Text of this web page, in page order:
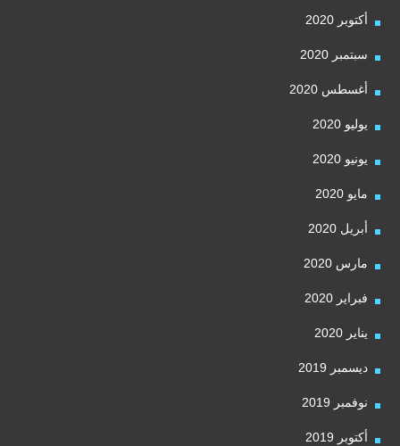
أكتوبر 2020
سبتمبر 2020
أغسطس 2020
يوليو 2020
يونيو 2020
مايو 2020
أبريل 2020
مارس 2020
فبراير 2020
يناير 2020
ديسمبر 2019
نوفمبر 2019
أكتوبر 2019